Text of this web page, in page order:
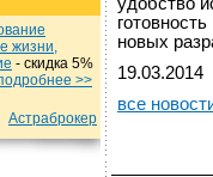
жизни,
- cкидка 5%
>>
Астраброкер
новых
19.03.2014
все